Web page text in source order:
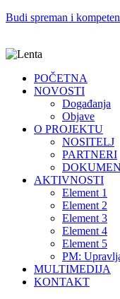
Budi spreman i
POČETNA
NOVOSTI
Događanja
Objave
O PROJEKTU
NOSITELJ
PARTNERI
AKTIVNOSTI
Element 1
Element 2
Element 3
Element 4
Element 5
PM:
MULTIMEDIJA
KONTAKT